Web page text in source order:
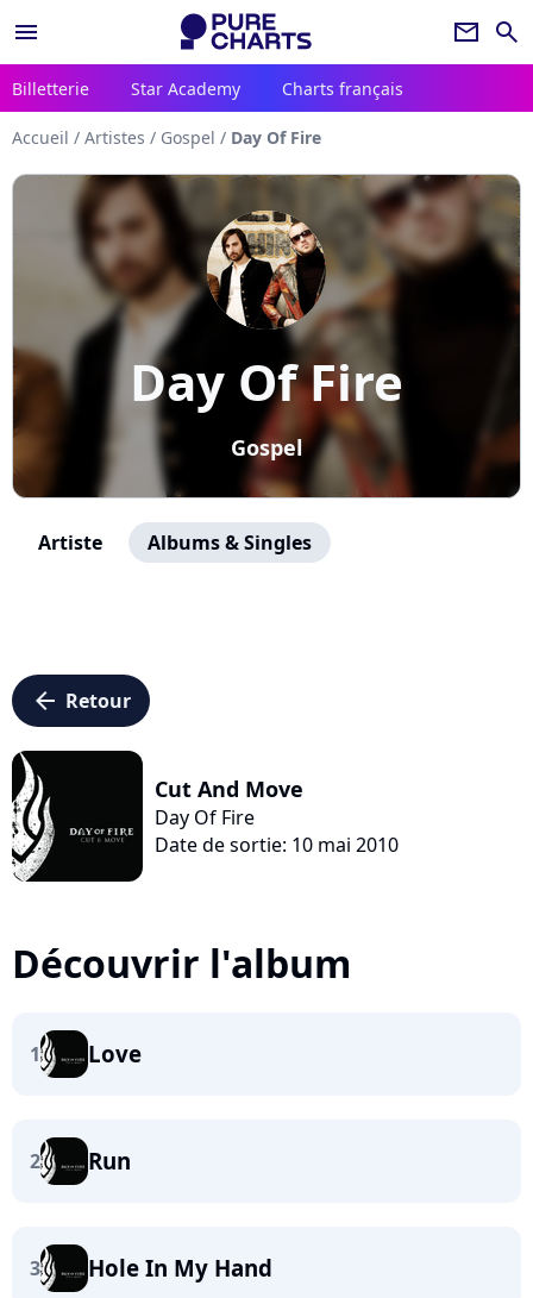
menu newsletter search
Billetterie Star Academy Charts français
Accueil / Artistes / Gospel / Day Of Fire
Day Of Fire
Gospel
Artiste Albums & Singles
arrow_left Retour
Cut And Move
Day Of Fire
Date de sortie: 10 mai 2010
Découvrir l'album
1 Love
2 Run
3 Hole In My Hand